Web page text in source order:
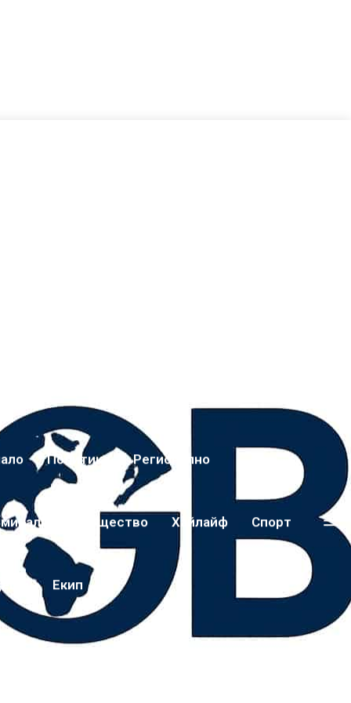
Политика Регионално
Общество Хайлайф Спорт
Екип